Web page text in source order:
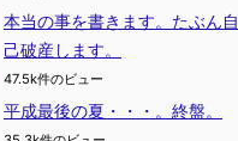
本当の事を書きます。たぶん自
己破産します。
47.5k件のビュー
平成最後の夏・・・。終盤。